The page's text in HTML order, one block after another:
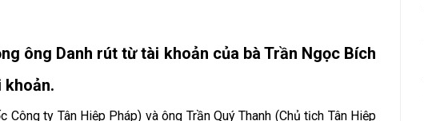
ông Danh rút từ tài khoản của bà Trần Ngọc Bích
khoản.
ty Tân Hiệp Pháp) và ông Trần Quý Thanh (Chủ tịch Tân Hiệp